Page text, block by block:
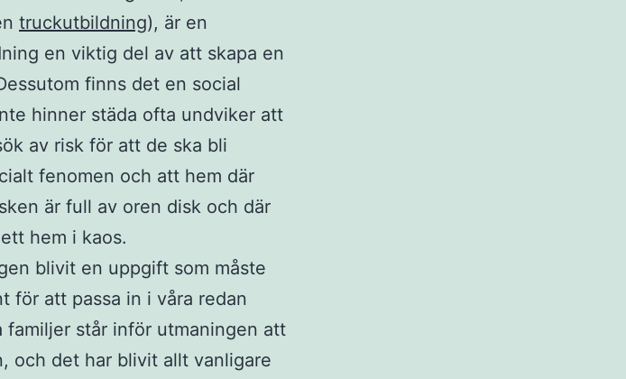
truckutbildning), är en
en viktig del av att skapa en
finns det en social
hinner städa ofta undviker att
av risk för att de ska bli
fenomen och att hem där
är full av oren disk och där
hem i kaos.
blivit en uppgift som måste
för att passa in i våra redan
familjer står inför utmaningen att
och det har blivit allt vanligare